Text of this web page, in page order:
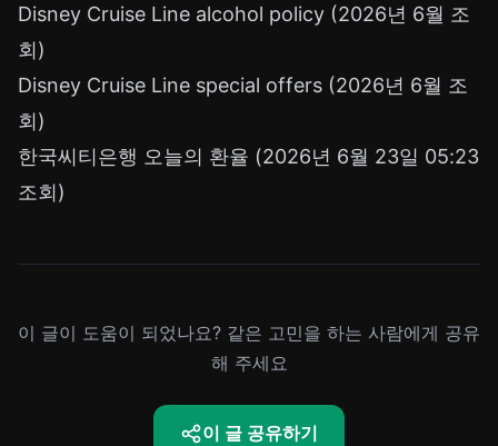
Disney Cruise Line alcohol policy (2026년 6월 조
회)
Disney Cruise Line special offers (2026년 6월 조
회)
한국씨티은행 오늘의 환율 (2026년 6월 23일 05:23
조회)
이 글이 도움이 되었나요? 같은 고민을 하는 사람에게 공유
해 주세요
이 글 공유하기